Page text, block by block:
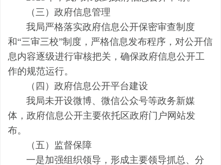
（三）政府信息管理
我局严格落实政府信息公开保密审查制度
和“三审三校”制度， 严格信息发布程序，对公开信
息内容逐级进行审核把关， 确保政府信息公开工
作的规范运行。
（四）政府信息公开平台建设
我局未开设微博、微信公众号等政务新媒
体，政府信息公开主要依托区政府门户网站发
布。
（五） 监督保障
一是加强组织领导，形成主要领导抓总、分